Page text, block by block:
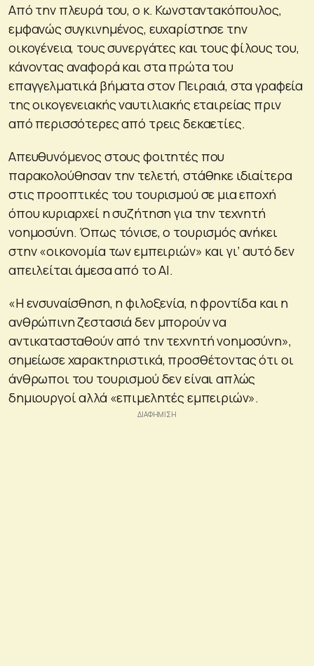
Από την πλευρά του, ο κ. Κωνσταντακόπουλος,
εμφανώς συγκινημένος, ευχαρίστησε την
οικογένεια, τους συνεργάτες και τους φίλους του,
κάνοντας αναφορά και στα πρώτα του
επαγγελματικά βήματα στον Πειραιά, στα γραφεία
της οικογενειακής ναυτιλιακής εταιρείας πριν
από περισσότερες από τρεις δεκαετίες.
Απευθυνόμενος στους φοιτητές που
παρακολούθησαν την τελετή, στάθηκε ιδιαίτερα
στις προοπτικές του τουρισμού σε μια εποχή
όπου κυριαρχεί η συζήτηση για την τεχνητή
νοημοσύνη. Όπως τόνισε, ο τουρισμός ανήκει
στην «οικονομία των εμπειριών» και γι’ αυτό δεν
απειλείται άμεσα από το ΑΙ.
«Η ενσυναίσθηση, η φιλοξενία, η φροντίδα και η
ανθρώπινη ζεστασιά δεν μπορούν να
αντικατασταθούν από την τεχνητή νοημοσύνη»,
σημείωσε χαρακτηριστικά, προσθέτοντας ότι οι
άνθρωποι του τουρισμού δεν είναι απλώς
δημιουργοί αλλά «επιμελητές εμπειριών».